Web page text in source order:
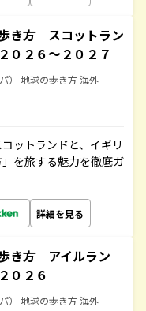
き方 スコットラン
０２６～２０２７
） 地球の歩き方 海外
ットランドと、イギリ
を旅する魅力を徹底ガ
詳細を見る
き方 アイルラン
０２６
） 地球の歩き方 海外